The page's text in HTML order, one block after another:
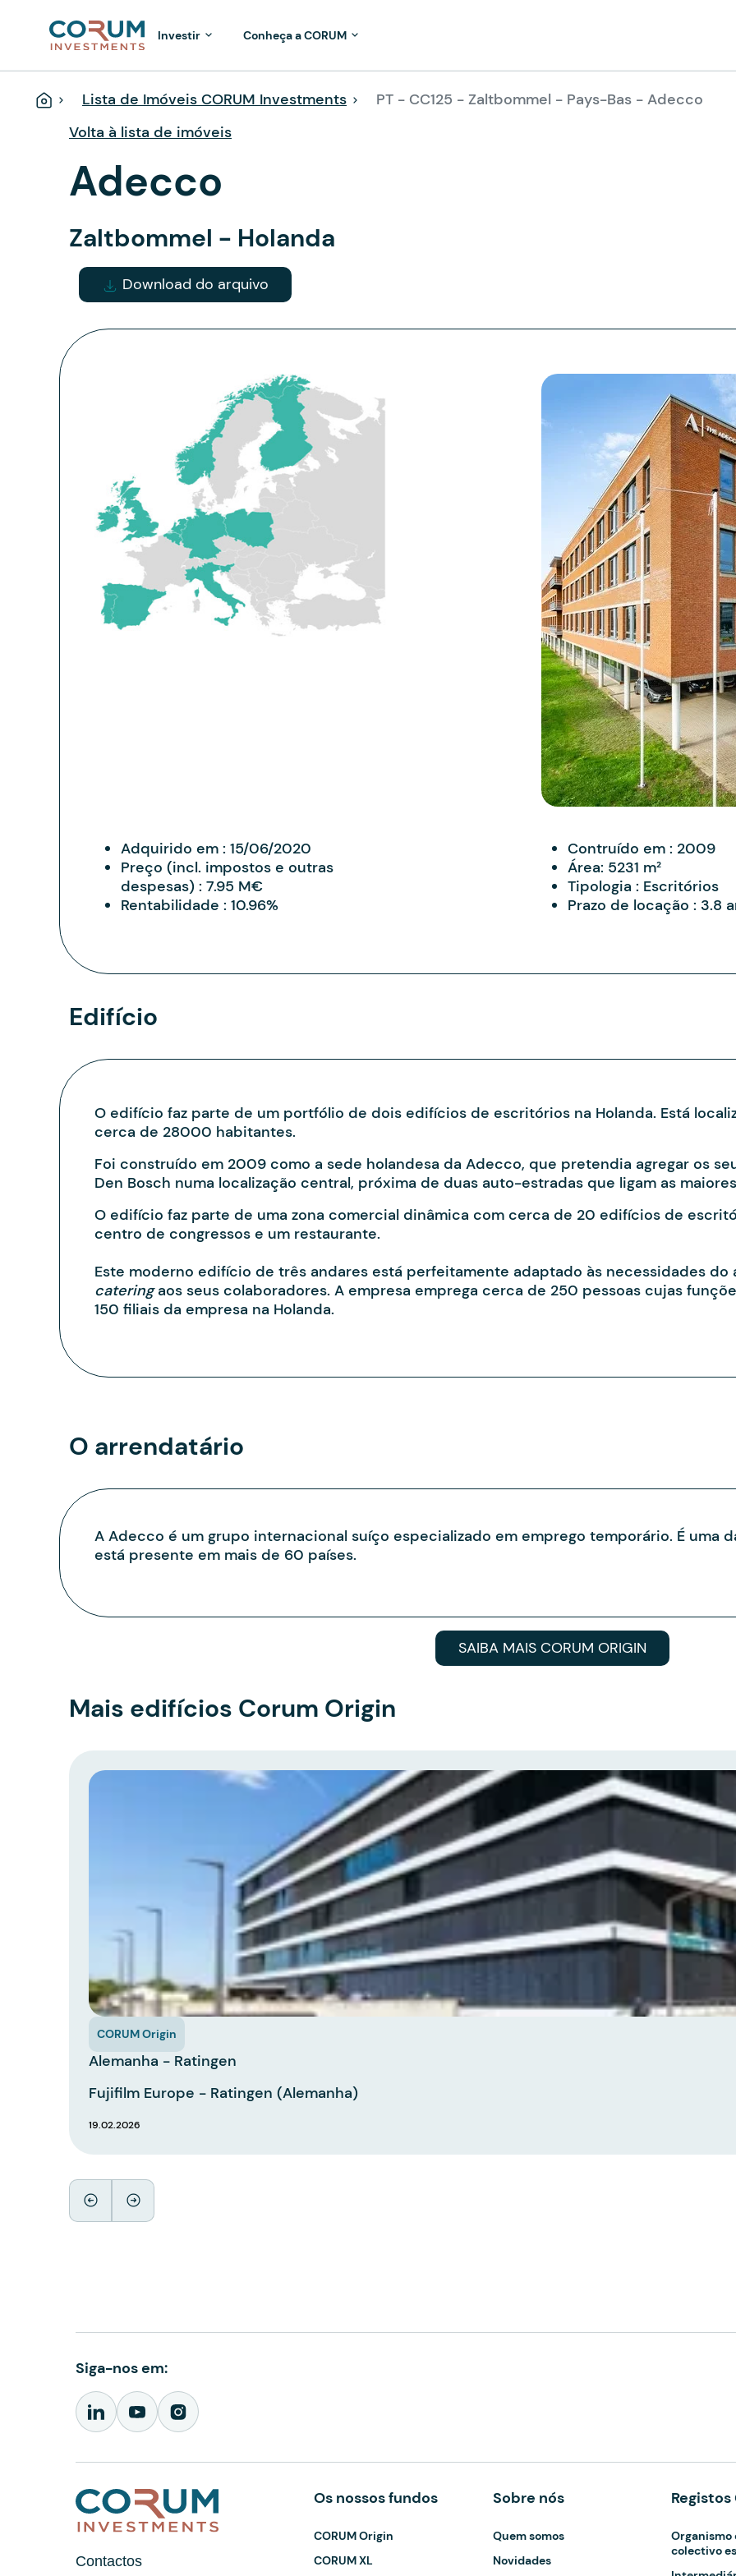
PáginaLista de Imóveis CORUM Investments PT - CC125 - Zaltbommel - Pays-Bas - Adecco
Investir Conheça a CORUM
Volta à lista de imóveis
Adecco
Zaltbommel - Holanda
Download do arquivo
Adquirido em :15/06/2020
Preço (incl. impostos e outras
despesas) :7.95 M€
Rentabilidade :10.96%
Contruído em : 2009
Área: 5231 m²
Tipologia : Escritórios
Prazo de locação : 3.8
Edifício
O edifício faz parte de um portfólio de dois edifícios de escritórios na Holanda. Está
cerca de 28000 habitantes.
Foi construído em 2009 como a sede holandesa da Adecco, que pretendia agregar os
Den Bosch numa localização central, próxima de duas auto-estradas que ligam as
O edifício faz parte de uma zona comercial dinâmica com cerca de 20 edifícios de
centro de congressos e um restaurante.
Este moderno edifício de três andares está perfeitamente adaptado às necessidades
cateringaos seus colaboradores. A empresa emprega cerca de 250 pessoas cujas
150 filiais da empresa na Holanda.
O arrendatário
A Adecco é um grupo internacional suíço especializado em emprego temporário. É uma
está presente em mais de 60 países.
SAIBA MAIS CORUM ORIGIN
Mais edifícios Corum Origin
CORUM Origin
Alemanha - Ratingen
Fujifilm Europe - Ratingen (Alemanha)
19.02.2026
Siga-nos em:
Contactos
Os nossos fundos
CORUM Origin
CORUM XL
Sobre nós
Quem somos
Novidades
Registos
colectivo